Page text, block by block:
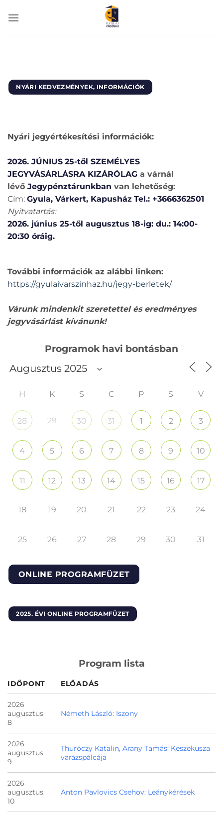
NYÁRI KEDVEZMÉNYEK, INFORMÁCIÓK
Nyári jegyértékesítési információk:
2026. JÚNIUS 25-től SZEMÉLYES
JEGYVÁSÁRLÁSRA KIZÁRÓLAG a várnál
lévő Jegypénztárunkban van lehetőség:
Cím: Gyula, Várkert, Kapusház Tel.: +3666362501
Nyitvatartás:
2026. június 25-től augusztus 18-ig: du.: 14:00-
20:30 óráig.
További információk az alábbi linken:
https://gyulaivarszinhaz.hu/jegy-berletek/
Várunk mindenkit szeretettel és eredményes
jegyvásárlást kívánunk!
Programok havi bontásban
H K S C P S V
28 29 30 31 1 2 3
4 5 6 7 8 9 10
11 12 13 14 15 16 17
18 19 20 21 22 23 24
25 26 27 28 29 30 31
ONLINE PROGRAMFÜZET
2025. ÉVI ONLINE PROGRAMFÜZET
Program lista
IDŐPONT ELŐADÁS
2026
augusztus
8
Németh László: Iszony
2026
augusztus
9
Thuróczy Katalin, Arany Tamás: Keszekusza
varázspálcája
2026
augusztus
10
Anton Pavlovics Csehov: Leánykérések